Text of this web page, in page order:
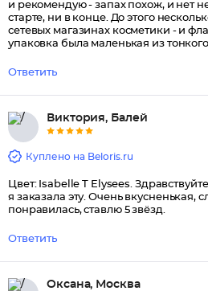
и рекомендую - запах похож, и нет
старте, ни в конце. До этого
сетевых магазинах косметики - и
упаковка была маленькая из
Ответить
Виктория, Балей
Куплено на Beloris.ru
Цвет: Isabelle T Elysees.
я заказала эту. Очень вкусненькая,
понравилась, ставлю 5 звёзд.
Ответить
Оксана, Москва